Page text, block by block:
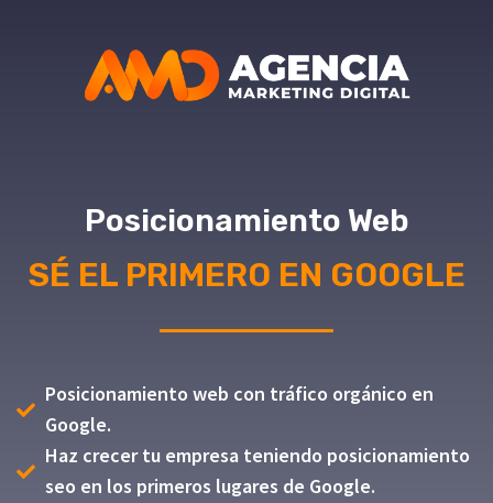
Posicionamiento Web
SÉ EL PRIMERO EN GOOGLE
Posicionamiento web con tráfico orgánico en
Google.
Haz crecer tu empresa teniendo posicionamiento
seo en los primeros lugares de Google.